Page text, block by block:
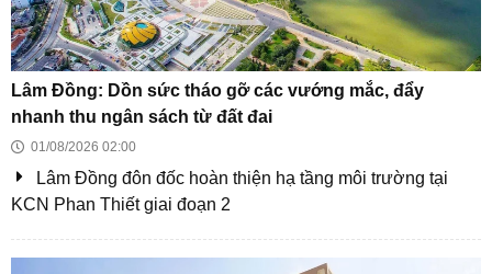
Cuộc sống mới của người dân ở khu tái định cư Long
Bửu 2